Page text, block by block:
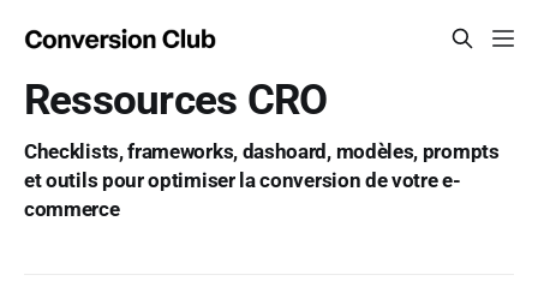
Ressources CRO
Checklists, frameworks, dashoard, modèles, prompts
et outils pour optimiser la conversion de votre e-
commerce